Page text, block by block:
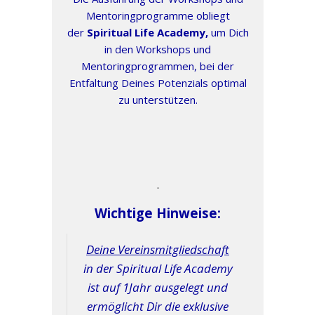
Mentoringprogramme obliegt
der Spiritual Life Academy,um Dich
in den Workshops und
Mentoringprogrammen, bei der
Entfaltung Deines Potenzials optimal
zu unterstützen.
.
Wichtige Hinweise:
Deine Vereinsmitgliedschaft
in der Spiritual Life Academy
ist auf 1Jahr ausgelegt und
ermöglicht Dir die exklusive